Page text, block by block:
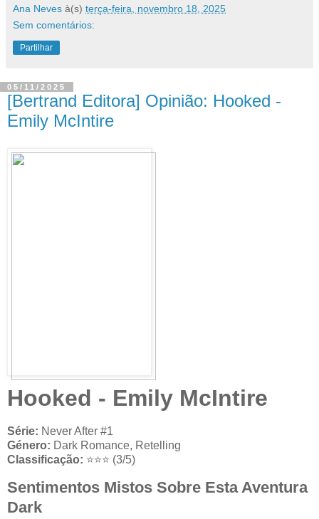
Ana Neves à(s) terça-feira, novembro 18, 2025
Sem comentários:
Partilhar
05/11/2025
[Bertrand Editora] Opinião: Hooked -
Emily McIntire
Hooked - Emily McIntire
Série: Never After #1
Género: Dark Romance, Retelling
Classificação: ⭐⭐⭐ (3/5)
Sentimentos Mistos Sobre Esta Aventura
Dark